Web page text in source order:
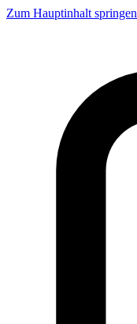
Zum Hauptinhalt springen